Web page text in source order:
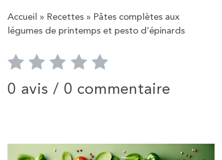
Accueil » Recettes » Pâtes complètes aux
légumes de printemps et pesto d’épinards
0 avis / 0 commentaire